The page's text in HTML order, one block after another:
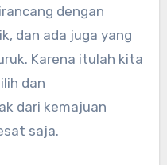
dengan
dan ada juga yang
Karena itulah kita
dan
dari kemajuan
saja.